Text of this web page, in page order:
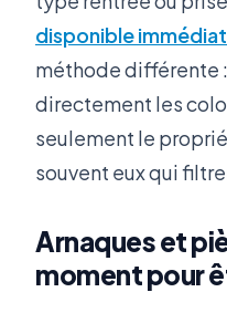
disponible
méthode différente
directement les
seulement le
souvent eux qui
Arnaques et
moment pour